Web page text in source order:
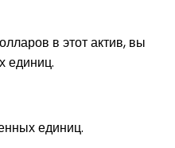
в этот актив, вы
единиц.
единиц.